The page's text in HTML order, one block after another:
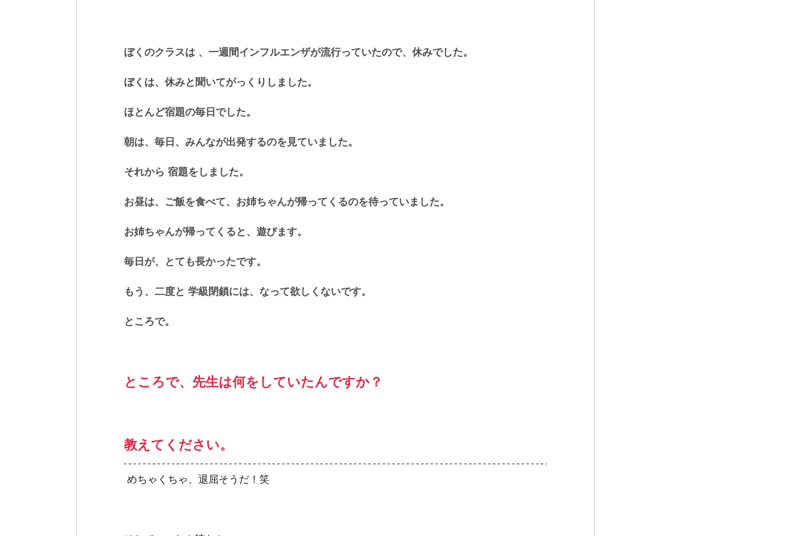
ぼくのクラスは 、一週間インフルエンザが流行っていたので、休みでした。
ぼくは、休みと聞いてがっくりしました。
ほとんど宿題の毎日でした。
朝は、毎日、みんなが出発するのを見ていました。
それから 宿題をしました。
お昼は、ご飯を食べて、お姉ちゃんが帰ってくるのを待っていました。
お姉ちゃんが帰ってくると、遊びます。
毎日が、とても長かったです。
もう、二度と 学級閉鎖には、なって欲しくないです。
ところで。
ところで、先生は何をしていたんですか？
教えてください。
めちゃくちゃ、退屈そうだ！笑